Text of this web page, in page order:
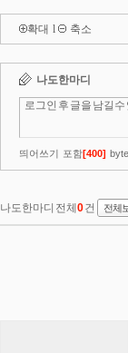
확대 l 축소